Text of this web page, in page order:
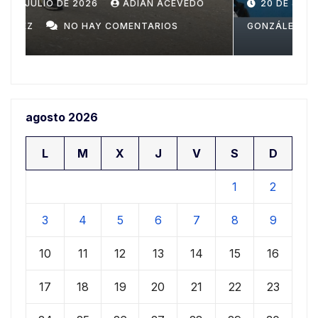
20 DE JULIO DE 2026 ADIAN ACEVEDO
GONZÁLEZ NO HAY COMENTARIOS
agosto 2026
L M X J V S D
1 2
3 4 5 6 7 8 9
10 11 12 13 14 15 16
17 18 19 20 21 22 23